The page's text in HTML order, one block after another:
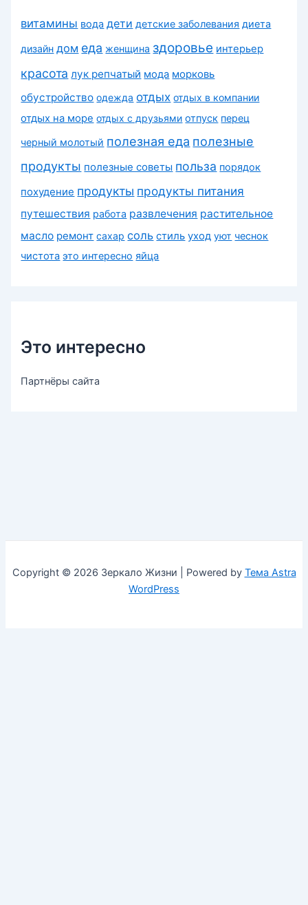
витамины вода дети детские заболевания диета
дизайн дом еда женщина здоровье интерьер
красота лук репчатый мода морковь
обустройство одежда отдых отдых в компании
отдых на море отдых с друзьями отпуск перец
черный молотый полезная еда полезные
продукты полезные советы польза порядок
похудение продукты продукты питания
путешествия работа развлечения растительное
масло ремонт сахар соль стиль уход уют чеснок
чистота это интересно яйца
Это интересно
Партнёры сайта
Copyright © 2026 Зеркало Жизни | Powered by Тема Astra
WordPress